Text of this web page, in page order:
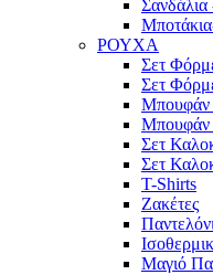
Σανδάλια
ΡΟΥΧΑ
Σετ
Σετ
Μπουφάν
Μπουφάν
Σετ
Σετ
T-Shirts
Ζακέτες
Μαγιό